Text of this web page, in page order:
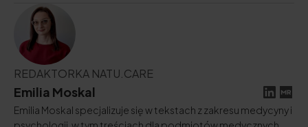
REDAKTORKA NATU.CARE
Emilia Moskal
Emilia Moskal specjalizuje się w tekstach z zakresu medycyny i